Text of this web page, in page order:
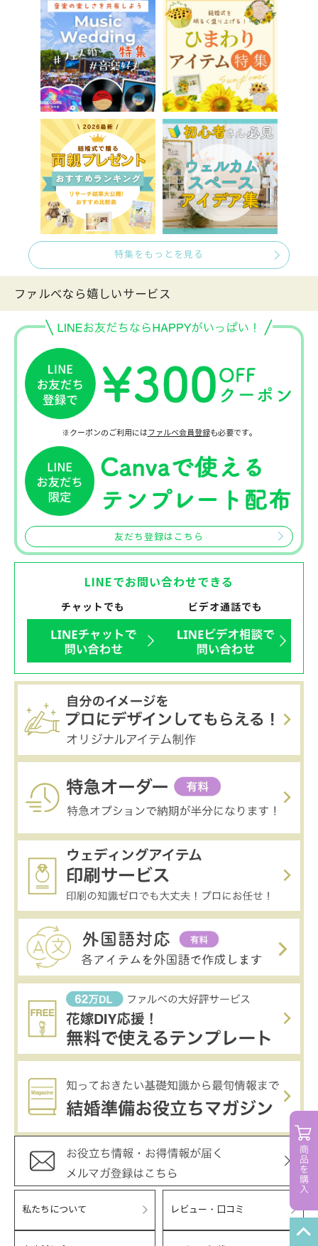
特集をもっとを見る
ファルべなら嬉しいサービス
※クーポンのご利用にはファルベ会員登録も必要です。
友だち登録はこちら
LINEでお問い合わせできる
チャットでも ビデオ通話でも
私たちについて レビュー・口コミ